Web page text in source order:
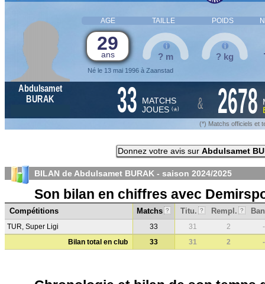
AGE TAILLE POIDS
29
ans
Né le 13 mai 1996 à Zaanstad
? m ? kg
Abdulsamet
BURAK
33 MATCHS
JOUES (*) & 2678
(*) Matchs officiels et
Donnez votre avis sur Abdulsamet
BILAN de Abdulsamet BURAK - saison 2024/2025
Son bilan en chiffres avec
Compétitions Matchs ? Titu. ? Rempl. ?
TUR, Super Ligi 33 31 2
-
Bilan total en club
33 31 2 -